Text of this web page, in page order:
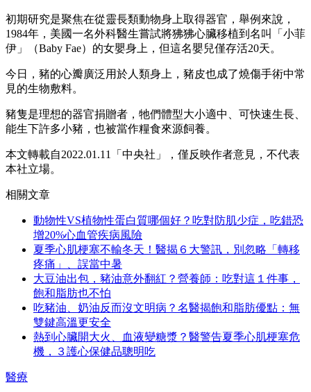
初期研究是聚焦在從靈長類動物身上取得器官，舉例來說，
1984年，美國一名外科醫生嘗試將狒狒心臟移植到名叫「小菲
伊」（Baby Fae）的女嬰身上，但這名嬰兒僅存活20天。
今日，豬的心瓣廣泛用於人類身上，豬皮也成了燒傷手術中常
見的生物敷料。
豬隻是理想的器官捐贈者，牠們體型大小適中、可快速生長、
能生下許多小豬，也被當作糧食來源飼養。
本文轉載自2022.01.11「中央社」，僅反映作者意見，不代表
本社立場。
相關文章
動物性VS植物性蛋白質哪個好？吃對防肌少症，吃錯恐
增20%心血管疾病風險
夏季心肌梗塞不輸冬天！醫揭６大警訊，別忽略「轉移
疼痛」、誤當中暑
大豆油出包，豬油意外翻紅？營養師：吃對這１件事，
飽和脂肪也不怕
吃豬油、奶油反而沒文明病？名醫揭飽和脂肪優點：無
雙鍵高溫更安全
熱到心臟開大火、血液變糖漿？醫警告夏季心肌梗塞危
機，３護心保健品聰明吃
醫療